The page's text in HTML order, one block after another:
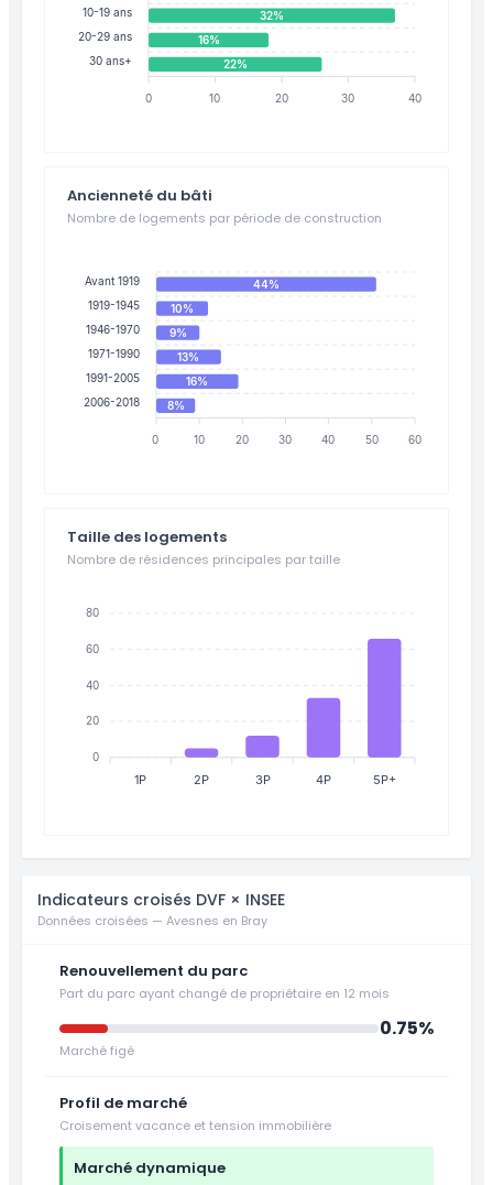
32%
16%
22%
10-19 ans
20-29 ans
30 ans+
40
30
20
10
0
Ancienneté du bâti
Nombre de logements par période de construction
44%
10%
9%
13%
16%
8%
Avant 1919
1919-1945
1946-1970
1971-1990
1991-2005
2006-2018
60
50
40
30
20
10
0
Taille des logements
Nombre de résidences principales par taille
80
60
40
20
0
1P 2P 3P 4P 5P+
Indicateurs croisés DVF × INSEE
Données croisées — Avesnes en Bray
Renouvellement du parc
Part du parc ayant changé de propriétaire en 12 mois
0.75%
Marché figé
Profil de marché
Croisement vacance et tension immobilière
Marché dynamique